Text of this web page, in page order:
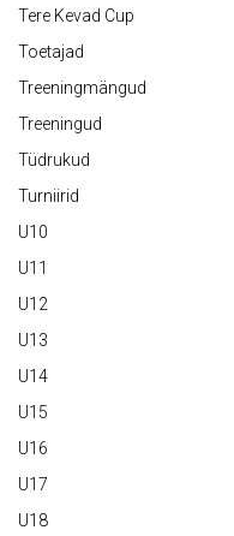
Tere Kevad Cup
Toetajad
Treeningmängud
Treeningud
Tüdrukud
Turniirid
U10
U11
U12
U13
U14
U15
U16
U17
U18